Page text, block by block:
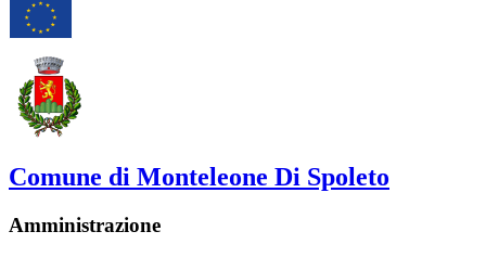
Comune di Monteleone Di Spoleto
Amministrazione